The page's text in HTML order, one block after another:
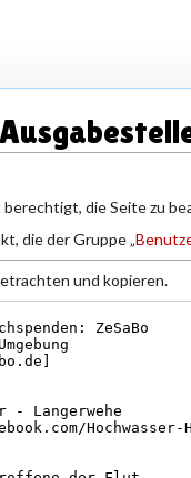
die Seite zu
die der Gruppe „
und kopieren.